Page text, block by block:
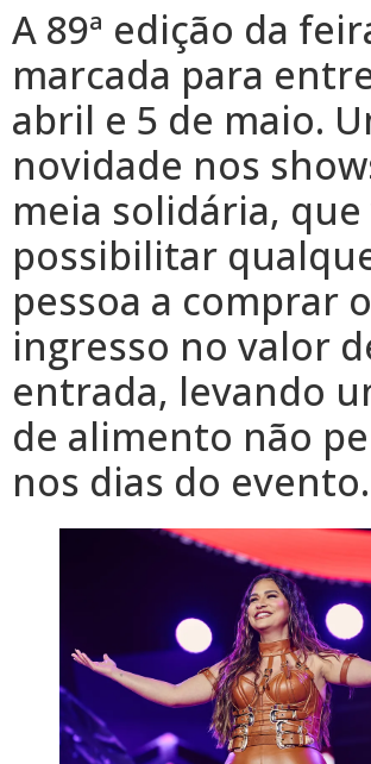
A 89ª edição da
marcada para
abril e 5 de maio.
novidade nos
meia solidária, que
possibilitar
pessoa a comprar o
ingresso no valor
entrada, levando
de alimento não
nos dias do evento.